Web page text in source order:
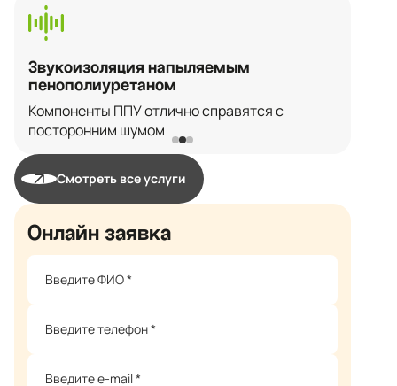
Звукоизоляция напыляемым
пенополиуретаном
Компоненты ППУ отлично справятся с
посторонним шумом
Смотреть все услуги
Онлайн заявка